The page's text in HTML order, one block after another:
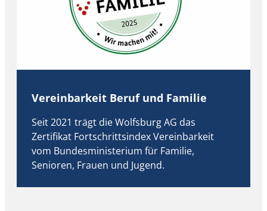
Vereinbarkeit Beruf und Familie
Seit 2021 trägt die Wolfsburg AG das
Zertifikat Fortschrittsindex Vereinbarkeit
vom Bundesministerium für Familie,
Senioren, Frauen und Jugend.